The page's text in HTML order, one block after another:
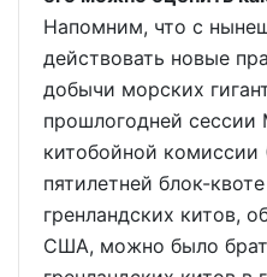
Напомним, что с
действовать новые
добычи морских
прошлогодней
китобойной
пятилетней блок-
гренландских китов,
США, можно было